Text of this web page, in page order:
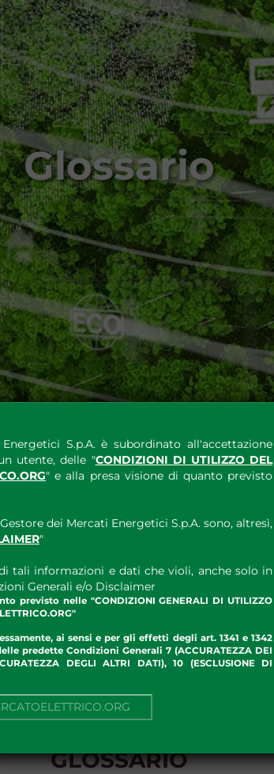
S.p.A. è subordinato all'accettazione
utente, delle "CONDIZIONI DI UTILIZZO DEL
" e alla presa visione di quanto previsto
dei Mercati Energetici S.p.A. sono, altresì,
"
tali informazioni e dati che violi, anche solo in
Generali e/o Disclaimer
previsto nelle "CONDIZIONI GENERALI DI UTILIZZO
ai sensi e per gli effetti degli art. 1341 e 1342
predette Condizioni Generali 7 (ACCURATEZZA DEI
DEGLI ALTRI DATI), 10 (ESCLUSIONE DI
Glossario
GLOSSARIO